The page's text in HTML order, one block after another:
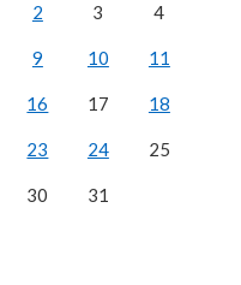
2 3 4
9 10 11
16 17 18
23 24 25
30
31